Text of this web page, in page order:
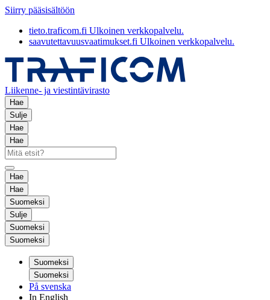
Siirry pääsisältöön
tieto.traficom.fi Ulkoinen verkkopalvelu.
saavutettavuusvaatimukset.fi Ulkoinen verkkopalvelu.
Liikenne- ja viestintävirasto
Hae
Sulje
Hae
Hae
Hae
Hae
Suomeksi
Sulje
Suomeksi
Suomeksi
Suomeksi
Suomeksi
På svenska
In English